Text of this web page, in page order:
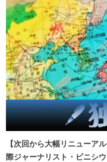
【次回から大幅リニュー
際ジャーナリスト・ビニシ